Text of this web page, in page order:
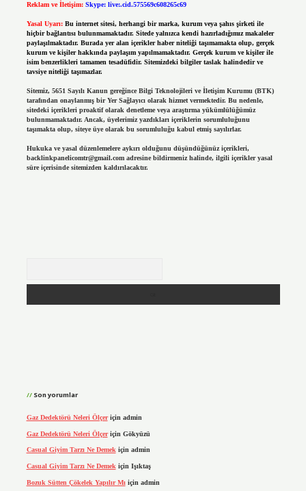
Reklam ve İletişim: Skype: live:.cid.575569c608265c69
Yasal Uyarı: Bu internet sitesi, herhangi bir marka, kurum veya şahıs şirketi ile
hiçbir bağlantısı bulunmamaktadır. Sitede yalnızca kendi hazırladığımız makaleler
paylaşılmaktadır. Burada yer alan içerikler haber niteliği taşımamakta olup, gerçek
kurum ve kişiler hakkında paylaşım yapılmamaktadır. Gerçek kurum ve kişiler ile
isim benzerlikleri tamamen tesadüfidir. Sitemizdeki bilgiler taslak halindedir ve
tavsiye niteliği taşımazlar.
Sitemiz, 5651 Sayılı Kanun gereğince Bilgi Teknolojileri ve İletişim Kurumu (BTK)
tarafından onaylanmış bir Yer Sağlayıcı olarak hizmet vermektedir. Bu nedenle,
sitedeki içerikleri proaktif olarak denetleme veya araştırma yükümlülüğümüz
bulunmamaktadır. Ancak, üyelerimiz yazdıkları içeriklerin sorumluluğunu
taşımakta olup, siteye üye olarak bu sorumluluğu kabul etmiş sayılırlar.
Hukuka ve yasal düzenlemelere aykırı olduğunu düşündüğünüz içerikleri,
backlinkpanelicomtr@gmail.comadresine bildirmeniz halinde, ilgili içerikler yasal
süre içerisinde sitemizden kaldırılacaktır.
Son yorumlar
Gaz Dedektörü Neleri Ölçeriçin admin
Gaz Dedektörü Neleri Ölçeriçin Gökyüzü
Casual Giyim Tarzı Ne Demekiçin admin
Casual Giyim Tarzı Ne Demek için Işıktaş
Bozuk Sütten Çökelek Yapılır Mı için admin